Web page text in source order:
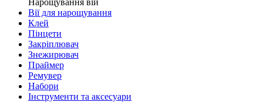
Нарощування вій
Вії для нарощування
Клей
Пінцети
Закріплювач
Знежирювач
Праймер
Ремувер
Набори
Інструменти та аксесуари